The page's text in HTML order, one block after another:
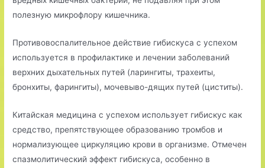
полезную микрофлору кишечника.
Противовоспалительное действие гибискуса с успехом
используется в профилактике и лечении заболеваний
верхних дыхательных путей (ларингиты, трахеиты,
бронхиты, фарингиты), мочевыво-дящих путей (циститы).
Китайская медицина с успехом использует гибискус как
средство, препятствующее образованию тромбов и
нормализующее циркуляцию крови в организме. Отмечен
спазмолитический эффект гибискуса, особенно в